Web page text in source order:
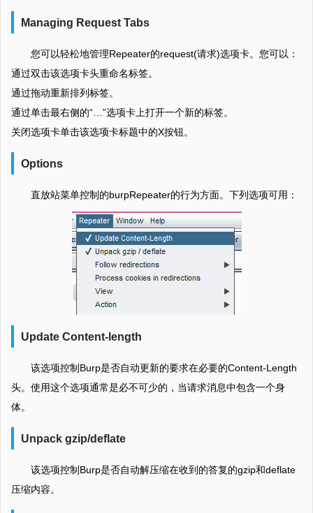
Managing Request Tabs
您可以轻松地管理Repeater的request(请求)选项卡。您可以：
通过双击该选项卡头重命名标签。
通过拖动重新排列标签。
通过单击最右侧的“…”选项卡上打开一个新的标签。
关闭选项卡单击该选项卡标题中的X按钮。
Options
直放站菜单控制的burpRepeater的行为方面。下列选项可用：
Update Content-length
该选项控制Burp是否自动更新的要求在必要的Content-Length
头。使用这个选项通常是必不可少的，当请求消息中包含一个身
体。
Unpack gzip/deflate
该选项控制Burp是否自动解压缩在收到的答复的gzip和deflate
压缩内容。